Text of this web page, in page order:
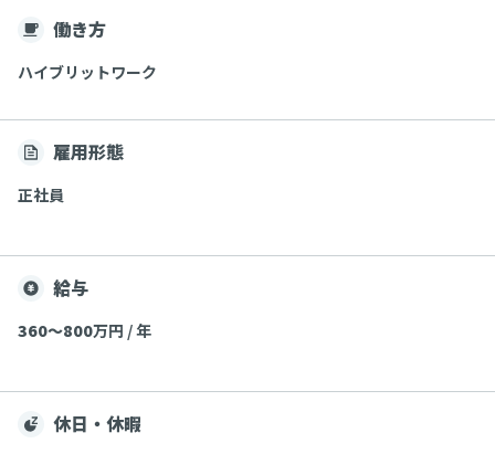
働き方
ハイブリットワーク
雇用形態
正社員
給与
360〜800万円 / 年
休日・休暇